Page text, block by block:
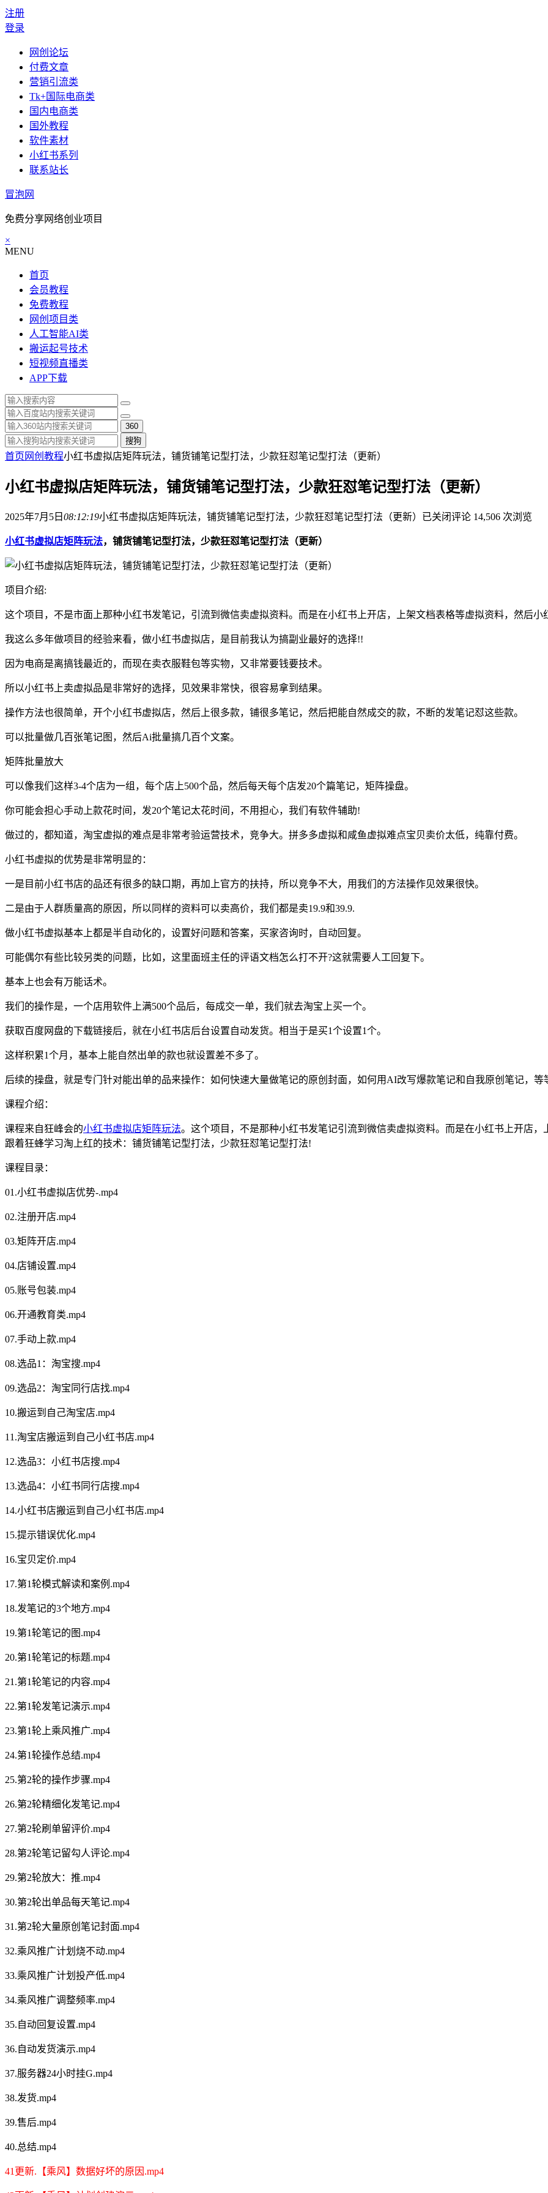
注册
登录
网创论坛
付费文章
营销引流类
Tk+国际电商类
国内电商类
国外教程
软件素材
小红书系列
联系站长
冒泡网
免费分享网络创业项目
×
MENU
首页
会员教程
免费教程
网创项目类
人工智能AI类
搬运起号技术
短视频直播类
APP下载
360
搜狗
首页 网创教程小红书虚拟店矩阵玩法，铺货铺笔记型打法，少款狂怼笔记型打法（更新）
小红书虚拟店矩阵玩法，铺货铺笔记型打法，少款狂怼笔记型打法（更新）
2025年7月5日 08:12:19小红书虚拟店矩阵玩法，铺货铺笔记型打法，少款狂怼笔记型打法（更新） 已关闭评论 14,506 次浏览
小红书虚拟店矩阵玩法，铺货铺笔记型打法，少款狂怼笔记型打法（更新）
项目介绍:
这个项目，不是市面上那种小红书发笔记，引流到微信卖虚拟资料。而是在小红书上开店，上架文档表格等虚拟资料，然后小
我这么多年做项目的经验来看，做小红书虚拟店，是目前我认为搞副业最好的选择!!
因为电商是离搞钱最近的，而现在卖衣服鞋包等实物，又非常要钱要技术。
所以小红书上卖虚拟品是非常好的选择，见效果非常快，很容易拿到结果。
操作方法也很简单，开个小红书虚拟店，然后上很多款，铺很多笔记，然后把能自然成交的款，不断的发笔记怼这些款。
可以批量做几百张笔记图，然后Ai批量搞几百个文案。
矩阵批量放大
可以像我们这样3-4个店为一组，每个店上500个品，然后每天每个店发20个篇笔记，矩阵操盘。
你可能会担心手动上款花时间，发20个笔记太花时间，不用担心，我们有软件辅助!
做过的，都知道，淘宝虚拟的难点是非常考验运营技术，竞争大。拼多多虚拟和咸鱼虚拟难点宝贝卖价太低，纯靠付费。
小红书虚拟的优势是非常明显的：
一是目前小红书店的品还有很多的缺口期，再加上官方的扶持，所以竞争不大，用我们的方法操作见效果很快。
二是由于人群质量高的原因，所以同样的资料可以卖高价，我们都是卖19.9和39.9.
做小红书虚拟基本上都是半自动化的，设置好问题和答案，买家咨询时，自动回复。
可能偶尔有些比较另类的问题，比如，这里面班主任的评语文档怎么打不开?这就需要人工回复下。
基本上也会有万能话术。
我们的操作是，一个店用软件上满500个品后，每成交一单，我们就去淘宝上买一个。
获取百度网盘的下载链接后，就在小红书店后台设置自动发货。相当于是买1个设置1个。
这样积累1个月，基本上能自然出单的款也就设置差不多了。
后续的操盘，就是专门针对能出单的品来操作：如何快速大量做笔记的原创封面，如何用AI改写爆款笔记和自我原创笔记，等
课程介绍：
课程来自狂峰会的小红书虚拟店矩阵玩法。这个项目，不是那种小红书发笔记引流到微信卖虚拟资料。而是在小红书上开店
跟着狂蜂学习淘上红的技术：铺货铺笔记型打法，少款狂怼笔记型打法!
课程目录：
01.小红书虚拟店优势-.mp4
02.注册开店.mp4
03.矩阵开店.mp4
04.店铺设置.mp4
05.账号包装.mp4
06.开通教育类.mp4
07.手动上款.mp4
08.选品1：淘宝搜.mp4
09.选品2：淘宝同行店找.mp4
10.搬运到自己淘宝店.mp4
11.淘宝店搬运到自己小红书店.mp4
12.选品3：小红书店搜.mp4
13.选品4：小红书同行店搜.mp4
14.小红书店搬运到自己小红书店.mp4
15.提示错误优化.mp4
16.宝贝定价.mp4
17.第1轮模式解读和案例.mp4
18.发笔记的3个地方.mp4
19.第1轮笔记的图.mp4
20.第1轮笔记的标题.mp4
21.第1轮笔记的内容.mp4
22.第1轮发笔记演示.mp4
23.第1轮上乘风推广.mp4
24.第1轮操作总结.mp4
25.第2轮的操作步骤.mp4
26.第2轮精细化发笔记.mp4
27.第2轮刷单留评价.mp4
28.第2轮笔记留勾人评论.mp4
29.第2轮放大：推.mp4
30.第2轮出单品每天笔记.mp4
31.第2轮大量原创笔记封面.mp4
32.乘风推广计划烧不动.mp4
33.乘风推广计划投产低.mp4
34.乘风推广调整频率.mp4
35.自动回复设置.mp4
36.自动发货演示.mp4
37.服务器24小时挂G.mp4
38.发货.mp4
39.售后.mp4
40.总结.mp4
41更新.【乘风】数据好坏的原因.mp4